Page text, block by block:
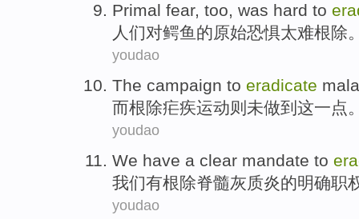
Primal fear, too, was hard to
人们对鳄鱼的原始恐惧太难根除
youdao
The campaign to eradicate
而根除疟疾运动则 未做到这一点
youdao
We have a clear mandate to
我们有根除脊髓灰质炎的明确职
youdao